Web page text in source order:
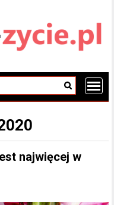
najwięcej w